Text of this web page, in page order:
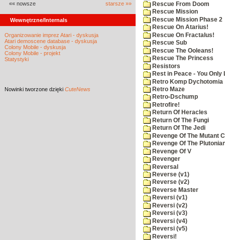
«« nowsze starsze »»
Wewnętrzne/Internals
Organizowanie imprez Atari - dyskusja
Atari demoscene database - dyskusja
Colony Mobile - dyskusja
Colony Mobile - projekt
Statystyki
Nowinki tworzone dzięki CuteNews
Rescue From Doom
Rescue Mission
Rescue Mission Phase 2
Rescue On Atarius!
Rescue On Fractalus!
Rescue Sub
Rescue The Ooleans!
Rescue The Princess
Resistors
Rest in Peace - You Only
Retro Komp Dychotomia
Retro Maze
Retro-Dschump
Retrofire!
Return Of Heracles
Return Of The Fungi
Return Of The Jedi
Revenge Of The Mutant
Revenge Of The
Revenge Of V
Revenger
Reversal
Reverse (v1)
Reverse (v2)
Reverse Master
Reversi (v1)
Reversi (v2)
Reversi (v3)
Reversi (v4)
Reversi (v5)
Reversi!